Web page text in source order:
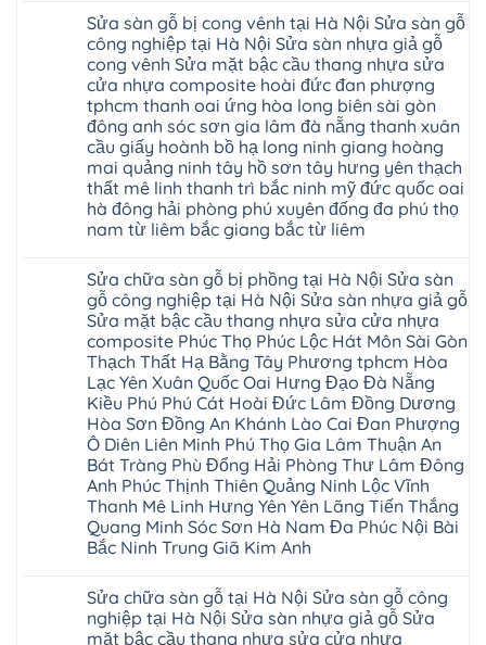
4mm
6mm
8mm
10mm
12mm
tại
nhà
Ziccos
Flortex
Wilson
black
Hobi
wood
Glotex
Kosmos
Hobi
wood
đế
cao
su
IXPE
Hưng
Yên
Sài
Gòn
Ân
Thi
Hoàng
Mai
Mỹ
Hào
Tiên
Lữ
Từ
Liêm
Phù
Cừ
Thanh
Xuân
Kim
Động
sửa
chữa
Sửa
sàn
nhựa
giả
gỗ
hèm
khóa
giá
rẻ
4mm
6mm
8mm
10mm
12mm
chịu
nhà
hà
nội
Ziccos
Flortex
Wilson
black
Hobi
wood
Glotex
Kosmos
Hobi
wood
Charm
wood
đế
cao
su
IXPE
Phú
Trì
Thanh
Xuân
Đoan
bình
luận
ở
Sửa
sàn
gỗ
bị
ngấm
nước
tại
Hà
Nội
Sửa
sàn
công
Hà
Nội
Sửa
sàn
giả
gỗ
cong
vênh
Sửa
mặt
bậc
cầu
thang
nhựa
sửa
cửa
nhựa
composite
tpHCM
Hoài
Đức
Bình
Dương
Sửa sàn gỗ bị cong vênh tại Hà Nội Sửa sàn gỗ
công nghiệp tại Hà Nội Sửa sàn nhựa giả gỗ
cong vênh Sửa mặt bậc cầu thang nhựa sửa
cửa nhựa composite hoài đức đan phượng
tphcm thanh oai ứng hòa long biên sài gòn
đông anh sóc sơn gia lâm đà nẵng thanh xuân
cầu giấy hoành bồ hạ long ninh giang hoàng
mai quảng ninh tây hồ sơn tây hưng yên thạch
thất mê linh thanh trì bắc ninh mỹ đức quốc oai
hà đông hải phòng phú xuyên đống đa phú thọ
nam từ liêm bắc giang bắc từ liêm
bình
luận
ở
Sửa
sàn
gỗ
bị
cong
vênh
tại
Hà
Nội
Sửa
sàn
gỗ
công
nghiệp
tại
Hà
Nội
nhựa
giả
gỗ
cong
Sửa chữa sàn gỗ bị phồng tại Hà Nội Sửa sàn
gỗ công nghiệp tại Hà Nội Sửa sàn nhựa giả gỗ
Sửa mặt bậc cầu thang nhựa sửa cửa nhựa
composite Phúc Thọ Phúc Lộc Hát Môn Sài Gòn
Thạch Thất Hạ Bằng Tây Phương tphcm Hòa
Lạc Yên Xuân Quốc Oai Hưng Đạo Đà Nẵng
Kiều Phú Phú Cát Hoài Đức Lâm Đồng Dương
Hòa Sơn Đồng An Khánh Lào Cai Đan Phượng
Ô Diên Liên Minh Phú Thọ Gia Lâm Thuận An
Bát Tràng Phù Đổng Hải Phòng Thư Lâm Đông
Anh Phúc Thịnh Thiên Quảng Ninh Lộc Vĩnh
Thanh Mê Linh Hưng Yên Yên Lãng Tiến Thắng
Quang Minh Sóc Sơn Hà Nam Đa Phúc Nội Bài
Bắc Ninh Trung Giã Kim Anh
bình
luận
ở
Sửa
Sửa chữa sàn gỗ tại Hà Nội Sửa sàn gỗ công
nghiệp tại Hà Nội Sửa sàn nhựa giả gỗ Sửa
mặt bậc cầu thang nhựa sửa cửa nhựa